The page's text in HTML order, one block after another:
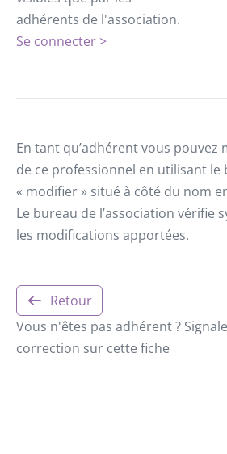
adhérents de l'association.
Se connecter >
En tant qu’adhérent vous pouvez
de ce professionnel en utilisant le
« modifier » situé à côté du nom
Le bureau de l’association vérifie
les modifications apportées.
Retour
Vous n'êtes pas adhérent ?
correction sur cette fiche